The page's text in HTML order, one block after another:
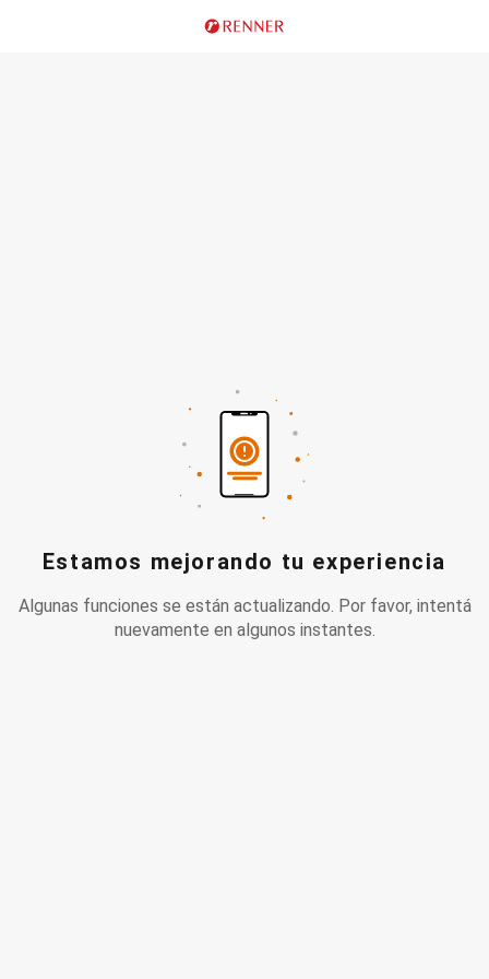
Estamos mejorando tu experiencia
Algunas funciones se están actualizando. Por favor, intentá
nuevamente en algunos instantes.